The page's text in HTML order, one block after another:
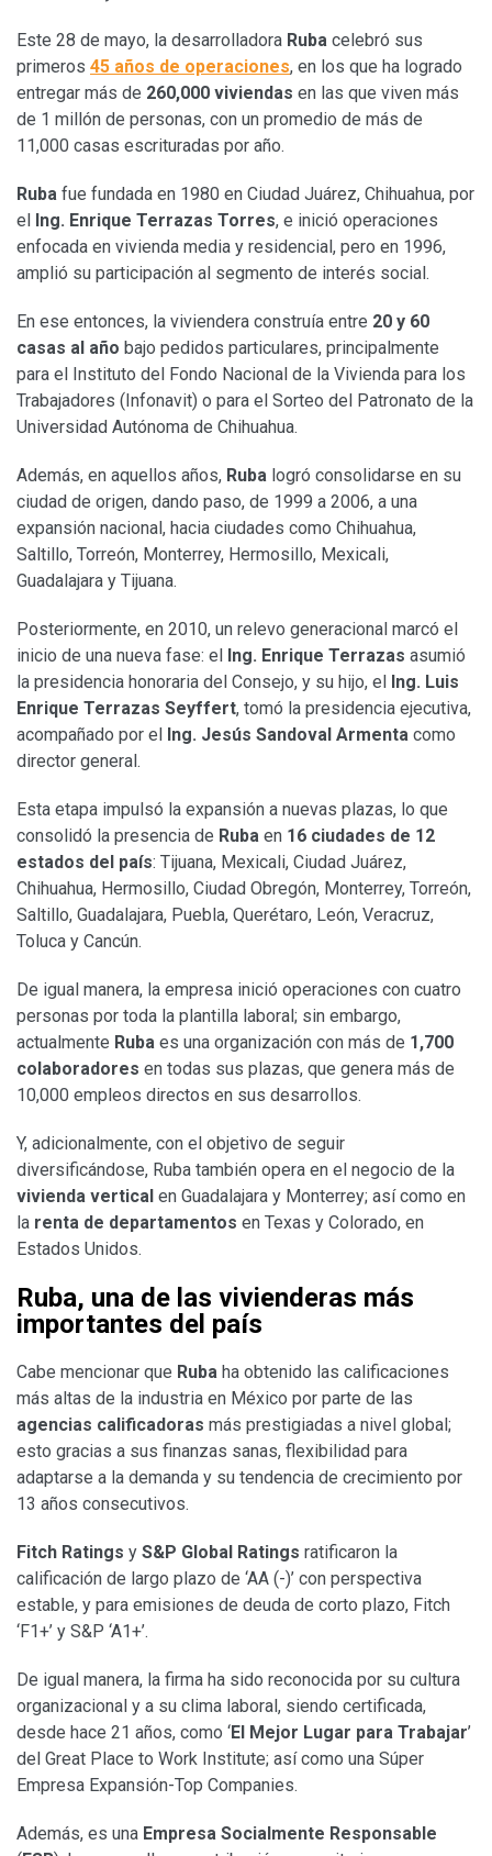
Este 28 de mayo, la desarrolladora Ruba celebró sus
primeros 45 años de operaciones, en los que ha logrado
entregar más de 260,000 viviendas en las que viven más
de 1 millón de personas, con un promedio de más de
11,000 casas escrituradas por año.
Ruba fue fundada en 1980 en Ciudad Juárez, Chihuahua, por
el Ing. Enrique Terrazas Torres, e inició operaciones
enfocada en vivienda media y residencial, pero en 1996,
amplió su participación al segmento de interés social.
En ese entonces, la viviendera construía entre 20 y 60
casas al año bajo pedidos particulares, principalmente
para el Instituto del Fondo Nacional de la Vivienda para los
Trabajadores (Infonavit) o para el Sorteo del Patronato de la
Universidad Autónoma de Chihuahua.
Además, en aquellos años, Ruba logró consolidarse en su
ciudad de origen, dando paso, de 1999 a 2006, a una
expansión nacional, hacia ciudades como Chihuahua,
Saltillo, Torreón, Monterrey, Hermosillo, Mexicali,
Guadalajara y Tijuana.
Posteriormente, en 2010, un relevo generacional marcó el
inicio de una nueva fase: el Ing. Enrique Terrazas asumió
la presidencia honoraria del Consejo, y su hijo, el Ing. Luis
Enrique Terrazas Seyffert, tomó la presidencia ejecutiva,
acompañado por el Ing. Jesús Sandoval Armenta como
director general.
Esta etapa impulsó la expansión a nuevas plazas, lo que
consolidó la presencia de Ruba en 16 ciudades de 12
estados del país: Tijuana, Mexicali, Ciudad Juárez,
Chihuahua, Hermosillo, Ciudad Obregón, Monterrey, Torreón,
Saltillo, Guadalajara, Puebla, Querétaro, León, Veracruz,
Toluca y Cancún.
De igual manera, la empresa inició operaciones con cuatro
personas por toda la plantilla laboral; sin embargo,
actualmente Ruba es una organización con más de 1,700
colaboradores en todas sus plazas, que genera más de
10,000 empleos directos en sus desarrollos.
Y, adicionalmente, con el objetivo de seguir
diversificándose, Ruba también opera en el negocio de la
vivienda vertical en Guadalajara y Monterrey; así como en
la renta de departamentos en Texas y Colorado, en
Estados Unidos.
Ruba, una de las vivienderas más
importantes del país
Cabe mencionar que Ruba ha obtenido las calificaciones
más altas de la industria en México por parte de las
agencias calificadoras más prestigiadas a nivel global;
esto gracias a sus finanzas sanas, flexibilidad para
adaptarse a la demanda y su tendencia de crecimiento por
13 años consecutivos.
Fitch Ratings y S&P Global Ratings ratificaron la
calificación de largo plazo de ‘AA (-)’ con perspectiva
estable, y para emisiones de deuda de corto plazo, Fitch
‘F1+’ y S&P ‘A1+’.
De igual manera, la firma ha sido reconocida por su cultura
organizacional y a su clima laboral, siendo certificada,
desde hace 21 años, como ‘El Mejor Lugar para Trabajar’
del Great Place to Work Institute; así como una Súper
Empresa Expansión-Top Companies.
Además, es una Empresa Socialmente Responsable